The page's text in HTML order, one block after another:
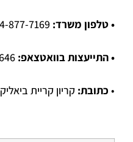
• טלפון משרד:
• התייעצות בוואטצאפ:
• כתובת: קריון קריית ביאליק